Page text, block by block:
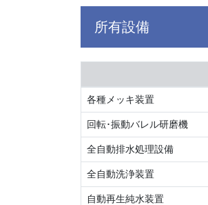
所有設備
各種メッキ装置
回転･振動バレル研磨機
全自動排水処理設備
全自動洗浄装置
自動再生純水装置